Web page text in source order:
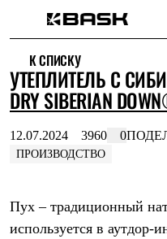
Интернет-магазин
Мужская одежда
Утепленная пухом
Куртки
Жилеты
Комбинезоны
Брюки
Штормовая одежда
Куртки
К СПИСКУ
УТЕПЛИТЕЛЬ С
DRY SIBERIAN
12.07.2024 3960 0
ПРОИЗВОДСТВО
Пух – традиционный
используется в аутдор-